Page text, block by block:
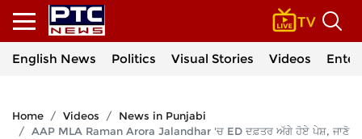
English News Politics Visual Stories Videos
Home Videos
News in Punjabi
AAP MLA Raman Arora Jalandhar 'ਚ ED ਦਫ਼ਤਰ ਅੱਗੇ ਹੋਏ ਪੇਸ਼, ਜਾਣੋ